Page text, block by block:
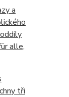
a
alle,
tři